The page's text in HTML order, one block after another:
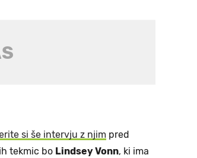
si še intervju z njim pred
tekmic bo Lindsey Vonn, ki ima